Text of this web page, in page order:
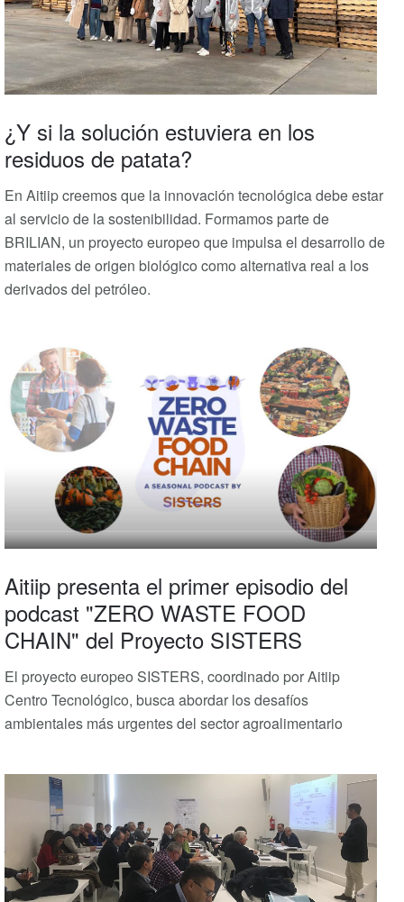
¿Y si la solución estuviera en los
residuos de patata?
En Aitiip creemos que la innovación tecnológica debe estar
al servicio de la sostenibilidad. Formamos parte de
BRILIAN, un proyecto europeo que impulsa el desarrollo de
materiales de origen biológico como alternativa real a los
derivados del petróleo.
Aitiip presenta el primer episodio del
podcast "ZERO WASTE FOOD
CHAIN" del Proyecto SISTERS
El proyecto europeo SISTERS, coordinado por Aitiip
Centro Tecnológico, busca abordar los desafíos
ambientales más urgentes del sector agroalimentario